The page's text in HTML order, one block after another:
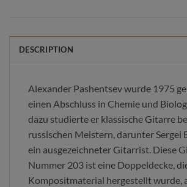
DESCRIPTION
Alexander Pashentsev wurde 1975
einen Abschluss in Chemie und
dazu studierte er klassische Gitarre
russischen Meistern, darunter Sergei
ein ausgezeichneter Gitarrist. Diese
Nummer 203 ist eine Doppeldecke,
Kompositmaterial hergestellt wurde,